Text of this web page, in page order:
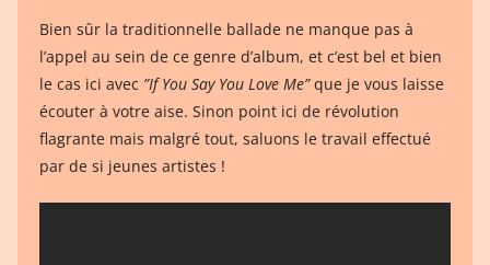
Bien sûr la traditionnelle ballade ne manque pas à
l’appel au sein de ce genre d’album, et c’est bel et bien
le cas ici avec ”If You Say You Love Me”que je vous laisse
écouter à votre aise. Sinon point ici de révolution
flagrante mais malgré tout, saluons le travail effectué
par de si jeunes artistes !